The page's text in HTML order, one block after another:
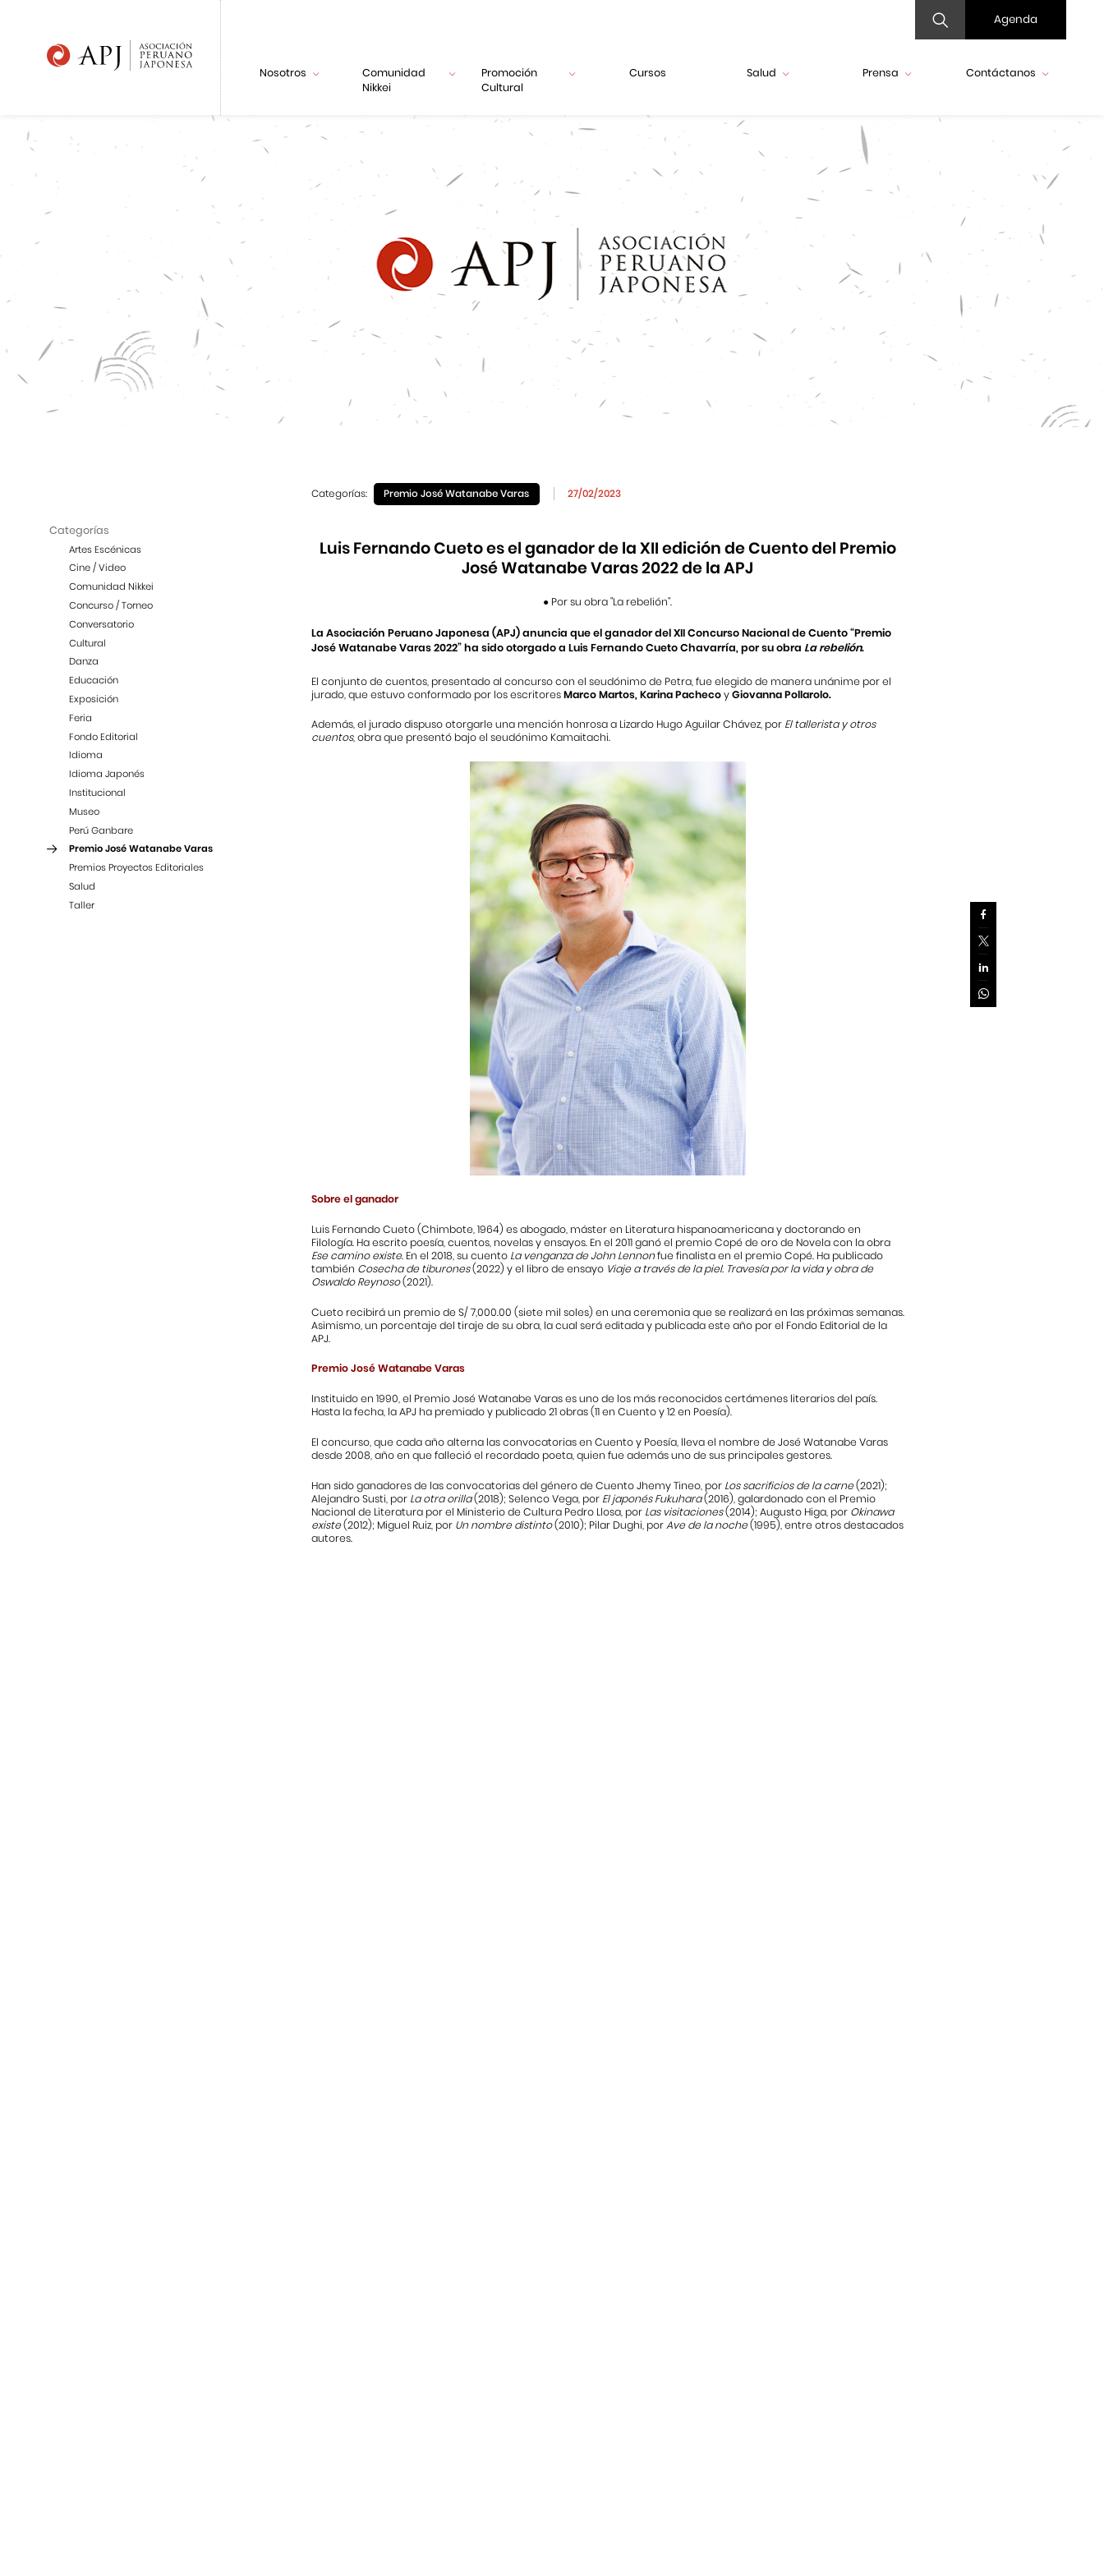
Agenda
Nosotros
Comunidad
Nikkei
Promoción
Cultural
Cursos Salud Prensa Contáctanos
Categorías
Artes Escénicas
Cine / Video
Comunidad Nikkei
Concurso / Torneo
Conversatorio
Cultural
Danza
Educación
Exposición
Feria
Fondo Editorial
Idioma
Idioma Japonés
Institucional
Museo
Perú Ganbare
Premio José Watanabe Varas
Premios Proyectos Editoriales
Salud
Taller
Categorías: Premio José Watanabe Varas 27/02/2023
Luis Fernando Cueto es el ganador de la XII edición de Cuento del Premio
José Watanabe Varas 2022 de la APJ
● Por su obra "La rebelión".
La Asociación Peruano Japonesa (APJ) anuncia que el ganador del XII Concurso Nacional de Cuento “Premio
José Watanabe Varas 2022” ha sido otorgado a Luis Fernando Cueto Chavarría, por su obra La rebelión.
El conjunto de cuentos, presentado al concurso con el seudónimo de Petra, fue elegido de manera unánime por el
jurado, que estuvo conformado por los escritoresMarco Martos, Karina PachecoyGiovanna Pollarolo.
Además, el jurado dispuso otorgarle una mención honrosa a Lizardo Hugo Aguilar Chávez, por El tallerista y otros
cuentos, obra que presentó bajo el seudónimo Kamaitachi.
Sobre el ganador
Luis Fernando Cueto (Chimbote, 1964) es abogado, máster en Literatura hispanoamericana y doctorando en
Filología. Ha escrito poesía, cuentos, novelas y ensayos. En el 2011 ganó el premio Copé de oro de Novela con la obra
Ese camino existe. En el 2018, su cuento La venganza de John Lennonfue finalista en el premio Copé. Ha publicado
también Cosecha de tiburones(2022) y el libro de ensayo Viaje a través de la piel. Travesía por la vida y obra de
Oswaldo Reynoso(2021).
Cueto recibirá un premio de S/ 7,000.00 (siete mil soles) en una ceremonia que se realizará en las próximas semanas.
Asimismo, un porcentaje del tiraje de su obra, la cual será editada y publicada este año por el Fondo Editorial de la
APJ.
Premio José Watanabe Varas
Instituido en 1990, el Premio José Watanabe Varas es uno de los más reconocidos certámenes literarios del país.
Hasta la fecha, la APJ ha premiado y publicado 21 obras (11 en Cuento y 12 en Poesía).
El concurso, que cada año alterna las convocatorias en Cuento y Poesía, lleva el nombre de José Watanabe Varas
desde 2008, año en que falleció el recordado poeta, quien fue además uno de sus principales gestores.
Han sido ganadores de las convocatorias del género de Cuento Jhemy Tineo, por Los sacrificios de la carne(2021);
Alejandro Susti, por La otra orilla(2018); Selenco Vega, por El japonés Fukuhara(2016), galardonado con el Premio
Nacional de Literatura por el Ministerio de Cultura Pedro Llosa, por Las visitaciones(2014); Augusto Higa, por Okinawa
existe(2012); Miguel Ruiz, por Un nombre distinto(2010); Pilar Dughi, porAve de la noche(1995), entre otros destacados
autores.